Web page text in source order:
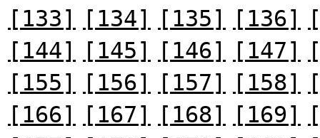
[133]
[134] [135] [136]
[144]
[145] [146] [147]
[155]
[156] [157] [158]
[166]
[167] [168] [169]